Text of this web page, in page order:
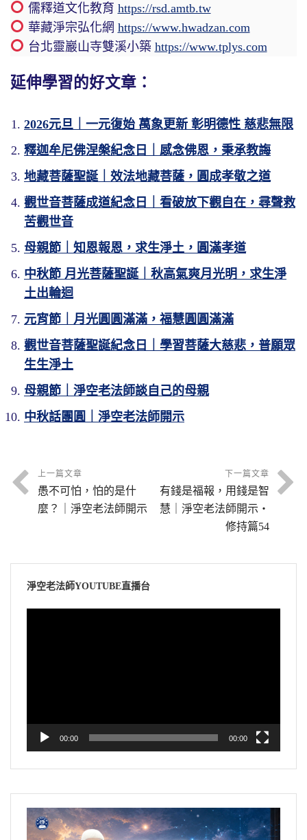
儒釋道文化教育 https://rsd.amtb.tw
華藏淨宗弘化網 https://www.hwadzan.com
台北靈巖山寺雙溪小築 https://www.tplys.com
延伸學習的好文章：
2026元旦｜一元復始 萬象更新 彰明德性 慈悲無限
釋迦牟尼佛涅槃紀念日｜感念佛恩，秉承教誨
地藏菩薩聖誕｜效法地藏菩薩，圓成孝敬之道
觀世音菩薩成道紀念日｜看破放下觀自在，尋聲救
苦觀世音
母親節｜知恩報恩，求生淨土，圓滿孝道
中秋節 月光菩薩聖誕｜秋高氣爽月光明，求生淨
土出輪迴
元宵節｜月光圓圓滿滿，福慧圓圓滿滿
觀世音菩薩聖誕紀念日｜學習菩薩大慈悲，普願眾
生生淨土
母親節｜淨空老法師談自己的母親
中秋話團圓｜淨空老法師開示
上一篇文章
愚不可怕，怕的是什
麼？｜淨空老法師開示
下一篇文章
有錢是福報，用錢是智
慧｜淨空老法師開示・
修持篇54
淨空老法師YOUTUBE直播台
00:00 00:00